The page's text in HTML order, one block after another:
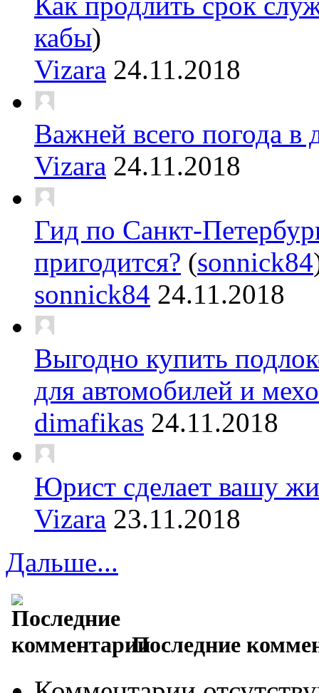
кабы)
Vizara 24.11.2018
Важней всего погода в
Vizara 24.11.2018
Гид по Санкт-
пригодится? (sonnick84
sonnick84 24.11.2018
Выгодно купить
для автомобилей и
dimafikas 24.11.2018
Юрист сделает вашу
Vizara 23.11.2018
Дальше...
Последние